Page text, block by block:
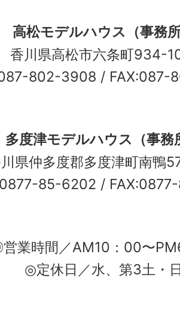
高松モデルハウス（事務
香川県高松市六条町
802-3908 / FAX:087-
多度津モデルハウス（事務
県仲多度郡多度津町南
85-6202 /
業時間／AM10：00〜
◎定休日／水、第3土・